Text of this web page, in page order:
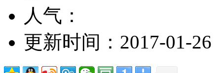
人气：
更新时间：2017-01-26